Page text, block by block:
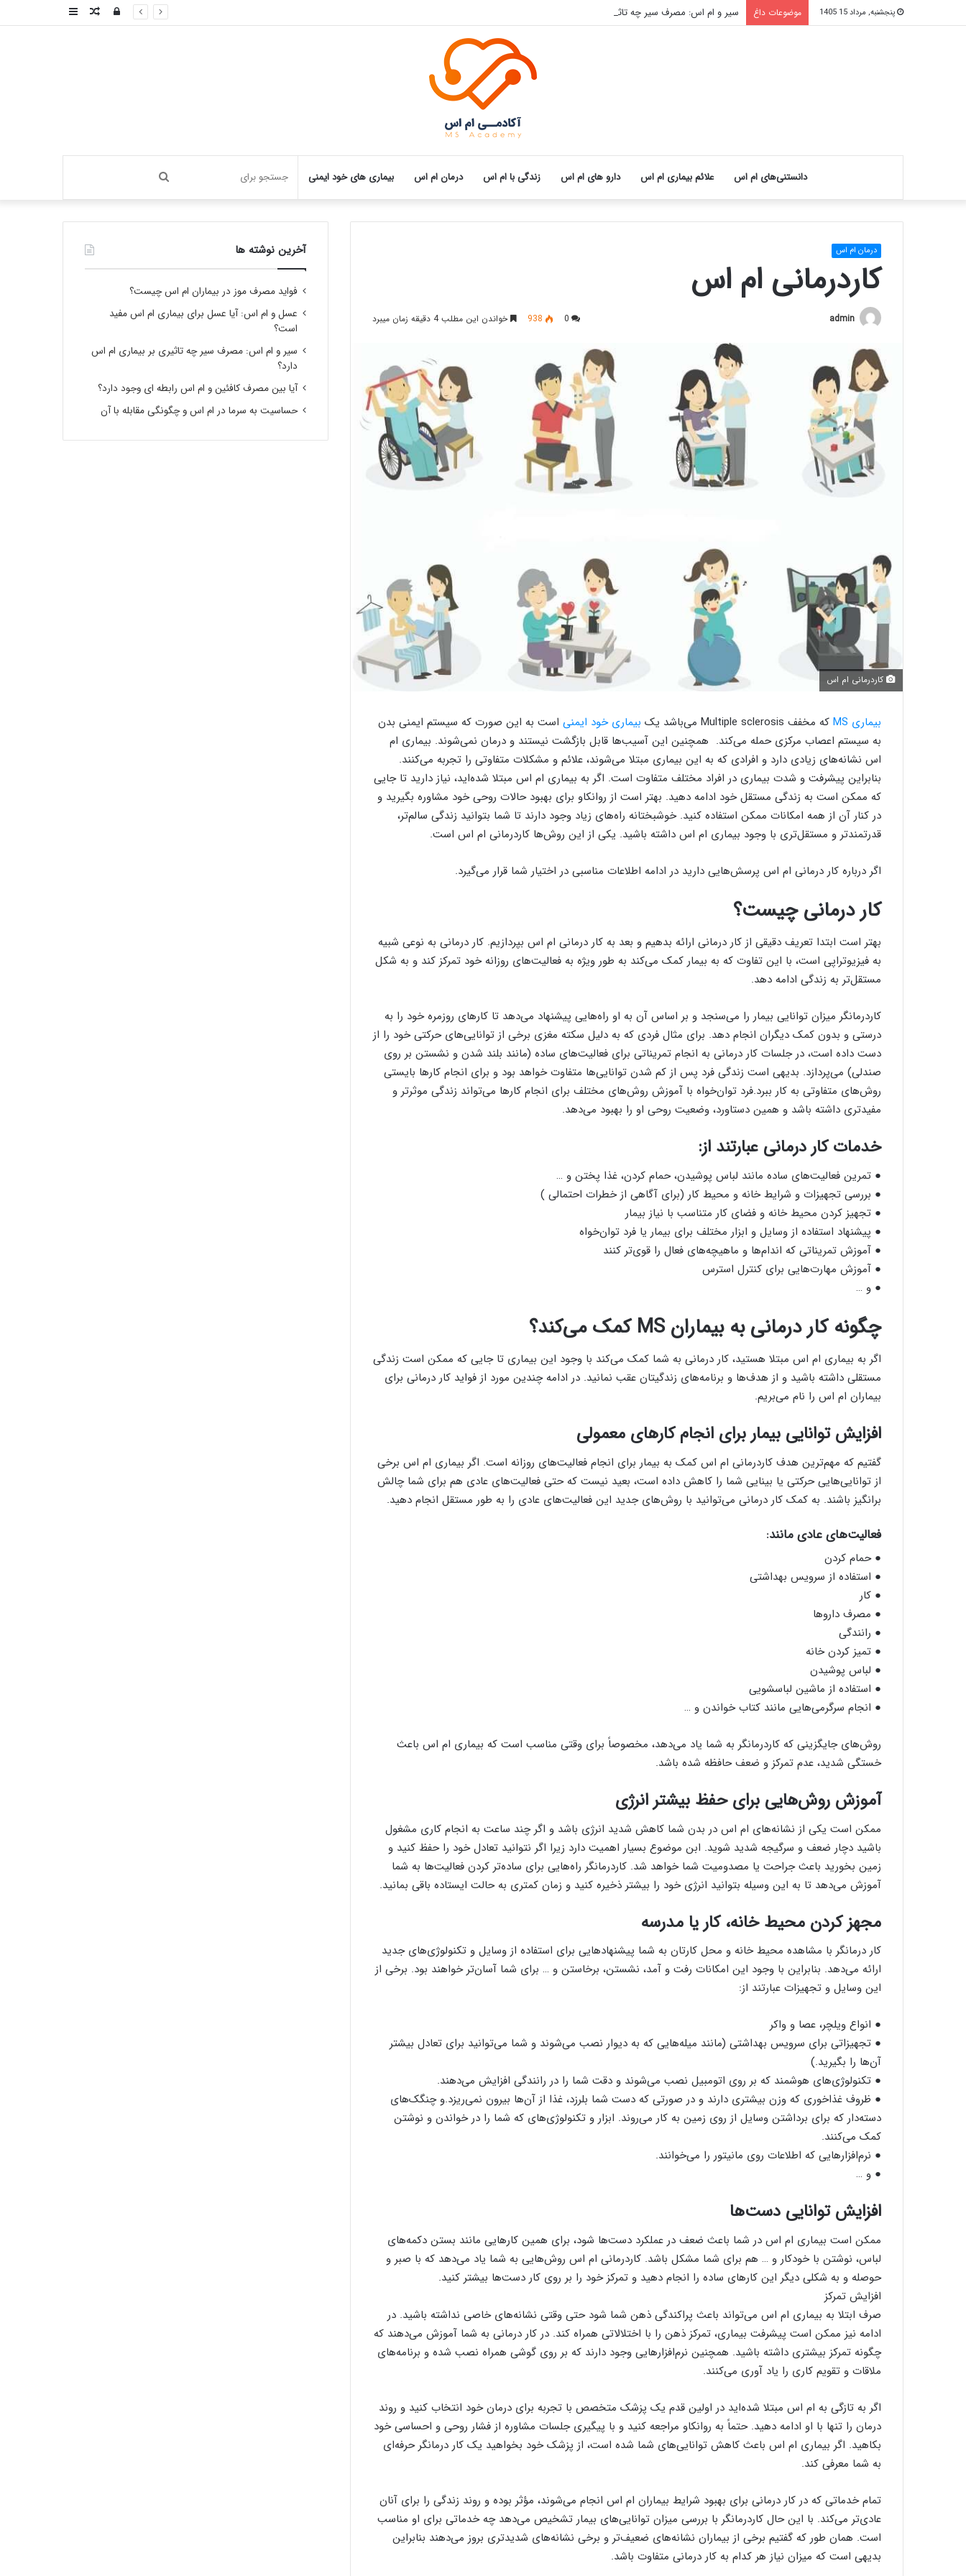
پنجشنبه, مرداد 15 1405 موضوعات داغ سیر و ام اس: مصرف سیر چه تاثیری بر بیماری ام اس دارد؟ سایدبارنوشته ورود
دانستنی‌های ام اس علائم بیماری ام اس دارو های ام اس زندگی با ام اس درمان ام اس بیماری های خود ایمنی جستجو
برای
درمان ام اس
کاردرمانی ام اس
admin
0
938 خواندن این مطلب 4 دقیقه زمان میبرد
کاردرمانی ام اس
بیماری MS که مخفف Multiple sclerosis می‌باشد یک بیماری خود ایمنی است به این صورت که سیستم ایمنی بدن
به سیستم اعصاب مرکزی حمله می‌کند. همچنین این آسیب‌ها قابل بازگشت نیستند و درمان نمی‌شوند. بیماری‌ ام
اس نشانه‌های زیادی دارد و افرادی که به این بیماری مبتلا می‌شوند، علائم و مشکلات متفاوتی را تجربه می‌کنند.
بنابراین پیشرفت و شدت بیماری در افراد مختلف متفاوت است. اگر به بیماری‌ ام اس مبتلا شده‌اید، نیاز دارید تا جایی
که ممکن است به زندگی مستقل خود ادامه دهید. بهتر است از روانکاو برای بهبود حالات روحی خود مشاوره بگیرید و
در کنار آن از همه امکانات ممکن استفاده کنید. خوشبختانه راه‌های زیاد وجود دارند تا شما بتوانید زندگی سالم‌تر،
قدرتمند‌تر و مستقل‌تری با وجود بیماری‌ ام اس داشته باشید. یکی از این روش‌ها کاردرمانی ام اس است.
اگر درباره کار‌ درمانی ام اس پرسش‌هایی دارید در ادامه اطلاعات مناسبی در اختیار شما قرار می‌گیرد.
کار‌ درمانی چیست؟
بهتر است ابتدا تعریف دقیقی از کار درمانی ارائه بدهیم و بعد به کار درمانی ام اس بپردازیم. کار درمانی به نوعی شبیه
به فیزیوتراپی است، با این تفاوت که به بیمار کمک می‌کند به طور ویژه به فعالیت‌های روزانه خود تمرکز کند و به شکل
مستقل‌تر به زندگی ادامه دهد.
کار‌درمانگر میزان توانایی بیمار را می‌سنجد و بر اساس آن به او راه‌هایی پیشنهاد می‌دهد تا کار‌های روزمره خود را به
درستی و بدون کمک دیگران انجام دهد. برای مثال فردی که به دلیل سکته مغزی برخی از توانایی‌های حرکتی خود را از
دست داده است، در جلسات کار درمانی به انجام تمریناتی برای فعالیت‌های ساده (مانند بلند شدن و نشستن بر روی
صندلی) می‌پردازد. بدیهی است زندگی فرد پس از کم شدن توانایی‌ها متفاوت خواهد بود و برای انجام کار‌ها بایستی
روش‌های متفاوتی به کار ببرد.فرد توان‌خواه با آموزش روش‌های مختلف برای انجام کار‌ها می‌تواند زندگی موثر‌تر و
مفید‌تری داشته باشد و همین دستاورد، وضعیت روحی او را بهبود می‌دهد.
خدمات کار درمانی عبارتند از:
● تمرین فعالیت‌های ساده مانند لباس پوشیدن، حمام کردن، غذا پختن و …
● بررسی تجهیزات و شرایط خانه و محیط کار (برای آگاهی از خطرات احتمالی )
● تجهیز کردن محیط خانه و فضای کار متناسب با نیاز بیمار
● پیشنهاد استفاده از وسایل و ابزار مختلف برای بیمار یا فرد توان‌خواه
● آموزش تمریناتی که اندام‌ها و ماهیچه‌های فعال را قوی‌تر کنند
● آموزش مهارت‌هایی برای کنترل استرس
● و …
چگونه کار درمانی به بیماران MS کمک می‌کند؟
اگر به بیماری‌ ام اس مبتلا هستید، کار درمانی به شما کمک می‌کند با وجود این بیماری تا جایی که ممکن است زندگی
مستقلی داشته باشید و از هدف‌ها و برنامه‌های زندگیتان عقب نمانید. در ادامه چندین مورد از فواید کار درمانی برای
بیماران ام اس را نام می‌بریم.
افزایش توانایی بیمار برای انجام کار‌های معمولی
گفتیم که مهم‌ترین هدف کاردرمانی ام اس کمک به بیمار برای انجام فعالیت‌های روزانه است. اگر بیماری‌ ام اس برخی
از توانایی‌هایی حرکتی یا بینایی شما را کاهش داده است، بعید نیست که حتی فعالیت‌های عادی هم برای شما چالش
برانگیز باشند. به کمک کار درمانی می‌توانید با روش‌های جدید این فعالیت‌های عادی را به طور مستقل انجام دهید.
فعالیت‌های عادی مانند:
● حمام کردن
● استفاده از سرویس بهداشتی
● کار‌
● مصرف دارو‌ها
● رانندگی
● تمیز کردن خانه
● لباس پوشیدن
● استفاده از ماشین لباسشویی
● انجام سرگرمی‌هایی مانند کتاب خواندن و …
روش‌های جایگزینی که کاردرمانگر به شما یاد می‌دهد، مخصوصاً برای وقتی مناسب است که بیماری‌ ام اس باعث
خستگی شدید، عدم تمرکز و ضعف حافظه شده باشد.
آموزش روش‌هایی برای حفظ بیشتر انرژی
ممکن است یکی از نشانه‌های ام اس در بدن شما کاهش شدید انرژی باشد و اگر چند ساعت به انجام کاری مشغول
باشید دچار ضعف و سرگیجه شدید شوید. ابن موضوع بسیار اهمیت دارد زیرا اگر نتوانید تعادل خود را حفظ کنید و
زمین بخورید باعث جراحت یا مصدومیت شما خواهد شد. کار‌درمانگر راه‌هایی برای ساده‌تر کردن فعالیت‌ها به شما
آموزش می‌دهد تا به این وسیله بتوانید انرژی خود را بیشتر ذخیره کنید و زمان کمتری به حالت ایستاده باقی بمانید.
مجهز کردن محیط خانه، کار یا مدرسه
کار درمانگر با مشاهده محیط خانه و محل کارتان به شما پیشنهاد‌هایی برای استفاده از وسایل و تکنولوژی‌های جدید
ارائه می‌دهد. بنابراین با وجود این امکانات رفت و آمد، نشستن، برخاستن و … برای شما آسان‌تر خواهند بود. برخی از
این وسایل و تجهیزات عبارتند از:
● انواع ویلچر، عصا و واکر
● تجهیزاتی برای سرویس بهداشتی (مانند میله‌هایی که به دیوار نصب می‌شوند و شما می‌توانید برای تعادل بیشتر
آن‌ها را بگیرید.)
● تکنولوژی‌های هوشمند که بر روی اتومبیل نصب می‌شوند و دقت شما را در رانندگی افزایش می‌دهند.
● ظروف غذاخوری که وزن بیشتری دارند و در صورتی که دست شما بلرزد، غذا از آن‌ها بیرون نمی‌ریزد.و چنگک‌های
دسته‌دار که برای برداشتن وسایل از روی زمین به کار می‌روند. ابزار و تکنولوژی‌های که شما را در خواندن و نوشتن
کمک می‌کنند.
● نرم‌افزار‌هایی که اطلاعات روی مانیتور را می‌خوانند.
● و …
افزایش توانایی دست‌ها
ممکن است بیماری‌ ام اس در شما باعث ضعف در عملکرد دست‌ها شود، برای همین کار‌هایی مانند بستن دکمه‌های
لباس، نوشتن با خودکار و … هم برای شما مشکل باشد. کاردرمانی ام اس روش‌هایی به شما یاد می‌دهد که با صبر و
حوصله و به شکلی دیگر این کار‌های ساده را انجام دهید و تمرکز خود را بر روی کار دست‌ها بیشتر کنید.
افزایش تمرکز
صرف ابتلا به بیماری‌ ام اس می‌تواند باعث پراکندگی ذهن شما شود حتی وقتی نشانه‌های خاصی نداشته باشید. در
ادامه نیز ممکن است پیشرفت بیماری، تمرکز ذهن را با اختلالاتی همراه کند. در کار درمانی به شما آموزش می‌دهند که
چگونه تمرکز بیشتری داشته باشید. همچنین نرم‌افزار‌هایی وجود دارند که بر روی گوشی همراه نصب شده و برنامه‌های
ملاقات و تقویم کاری را یاد آوری می‌کنند.
اگر به تازگی به ام اس مبتلا شده‌اید در اولین قدم یک پزشک متخصص با تجربه برای درمان خود انتخاب کنید و روند
درمان را تنها با او ادامه دهید. حتماً به روانکاو مراجعه کنید و با پیگیری جلسات مشاوره از فشار روحی و احساسی خود
بکاهید. اگر بیماری‌ ام اس باعث کاهش توانایی‌های شما شده است، از پزشک خود بخواهید یک کار درمانگر حرفه‌ای
به شما معرفی کند.
تمام خدماتی که در کار درمانی برای بهبود شرایط بیماران ام اس انجام می‌شوند، مؤثر بوده و روند زندگی را برای آنان
عادی‌تر می‌کند. با این حال کار‌درمانگر با بررسی میزان توانایی‌های بیمار تشخیص می‌دهد چه خدماتی برای او مناسب
است. همان‌ طور که گفتیم برخی از بیماران نشانه‌های ضعیف‌تر و برخی نشانه‌های شدید‌تری بروز می‌دهند بنابراین
بدیهی است که میزان نیاز هر کدام به کار درمانی متفاوت باشد.
آخرین نوشته ها
فواید مصرف موز در بیماران ام اس چیست؟
عسل و ام اس: آیا عسل برای بیماری ام اس مفید
است؟
سیر و ام اس: مصرف سیر چه تاثیری بر بیماری ام اس
دارد؟
آیا بین مصرف کافئین و ام اس رابطه ای وجود دارد؟
حساسیت به سرما در ام اس و چگونگی مقابله با آن